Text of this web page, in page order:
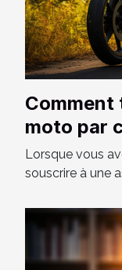
Comment
moto par
Lorsque vous
souscrire à une